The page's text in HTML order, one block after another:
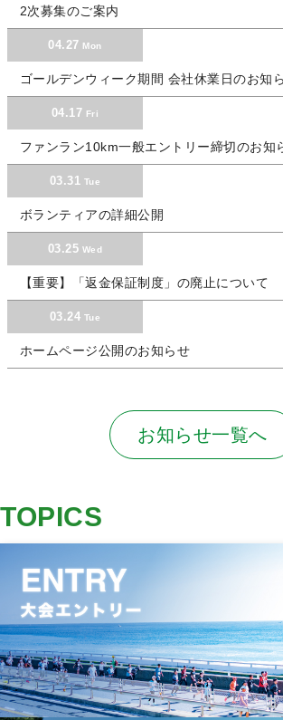
2次募集のご案内
04.27 Mon
ゴールデンウィーク期間 会社休業日のお知
04.17 Fri
ファンラン10km一般エントリー締切のお知
03.31 Tue
ボランティアの詳細公開
03.25 Wed
【重要】「返金保証制度」の廃止について
03.24 Tue
ホームページ公開のお知らせ
お知らせ一覧へ
TOPICS